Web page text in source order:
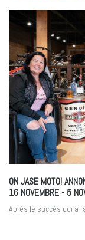
ON JASE MOTO!
16 NOVEMBRE- 5
Après le succès qui a